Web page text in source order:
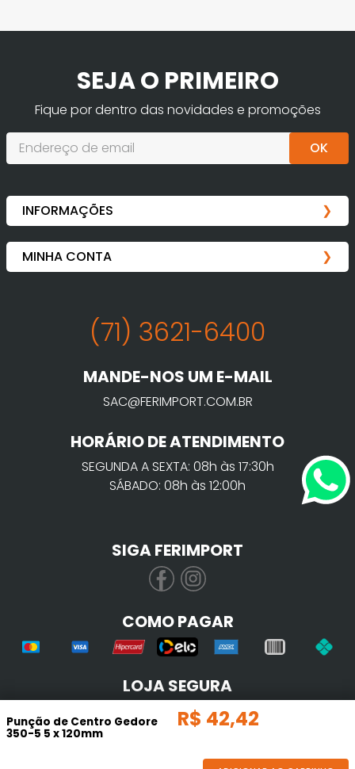
Punção de Centro Gedore
350-5 5 x 120mm
R$ 42,42
SEJA O PRIMEIRO
Fique por dentro das novidades e promoções
OK
(71) 3621-6400
MANDE-NOS UM E-MAIL
SAC@FERIMPORT.COM.BR
HORÁRIO DE ATENDIMENTO
SEGUNDA A SEXTA: 08h às 17:30h
SÁBADO: 08h às 12:00h
SIGA FERIMPORT
COMO PAGAR
LOJA SEGURA